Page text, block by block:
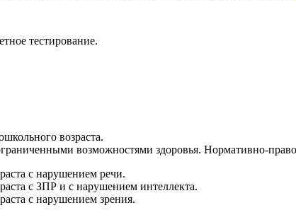
тестирование.
возраста.
возможностями здоровья. Нормативно-
с нарушением речи.
с ЗПР и с нарушением интеллекта.
с нарушением зрения.